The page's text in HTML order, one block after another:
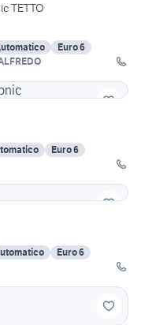
TETTO
Euro 6
Euro 6
Euro 6